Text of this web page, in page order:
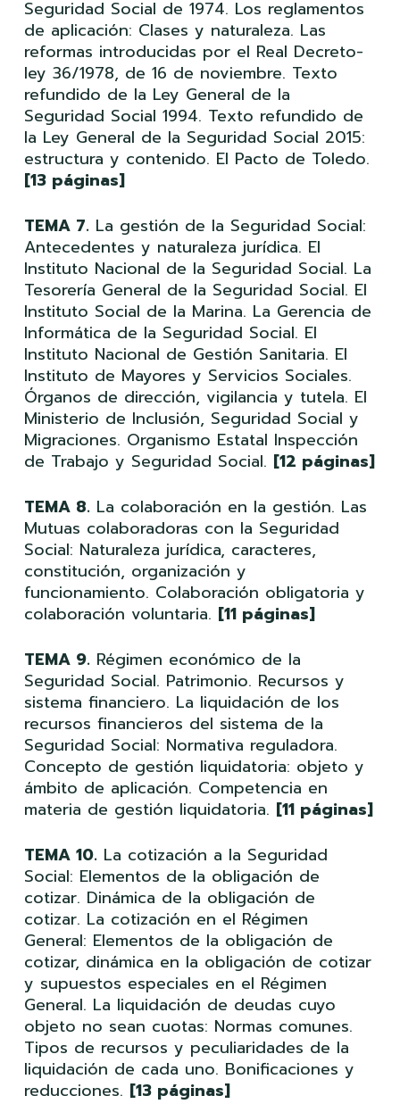
Seguridad Social de 1974. Los reglamentos
de aplicación: Clases y naturaleza. Las
reformas introducidas por el Real Decreto-
ley 36/1978, de 16 de noviembre. Texto
refundido de la Ley General de la
Seguridad Social 1994. Texto refundido de
la Ley General de la Seguridad Social 2015:
estructura y contenido. El Pacto de Toledo.
[13 páginas]
TEMA 7. La gestión de la Seguridad Social:
Antecedentes y naturaleza jurídica. El
Instituto Nacional de la Seguridad Social. La
Tesorería General de la Seguridad Social. El
Instituto Social de la Marina. La Gerencia de
Informática de la Seguridad Social. El
Instituto Nacional de Gestión Sanitaria. El
Instituto de Mayores y Servicios Sociales.
Órganos de dirección, vigilancia y tutela. El
Ministerio de Inclusión, Seguridad Social y
Migraciones. Organismo Estatal Inspección
de Trabajo y Seguridad Social. [12 páginas]
TEMA 8. La colaboración en la gestión. Las
Mutuas colaboradoras con la Seguridad
Social: Naturaleza jurídica, caracteres,
constitución, organización y
funcionamiento. Colaboración obligatoria y
colaboración voluntaria. [11 páginas]
TEMA 9. Régimen económico de la
Seguridad Social. Patrimonio. Recursos y
sistema financiero. La liquidación de los
recursos financieros del sistema de la
Seguridad Social: Normativa reguladora.
Concepto de gestión liquidatoria: objeto y
ámbito de aplicación. Competencia en
materia de gestión liquidatoria. [11 páginas]
TEMA 10. La cotización a la Seguridad
Social: Elementos de la obligación de
cotizar. Dinámica de la obligación de
cotizar. La cotización en el Régimen
General: Elementos de la obligación de
cotizar, dinámica en la obligación de cotizar
y supuestos especiales en el Régimen
General. La liquidación de deudas cuyo
objeto no sean cuotas: Normas comunes.
Tipos de recursos y peculiaridades de la
liquidación de cada uno. Bonificaciones y
reducciones. [13 páginas]